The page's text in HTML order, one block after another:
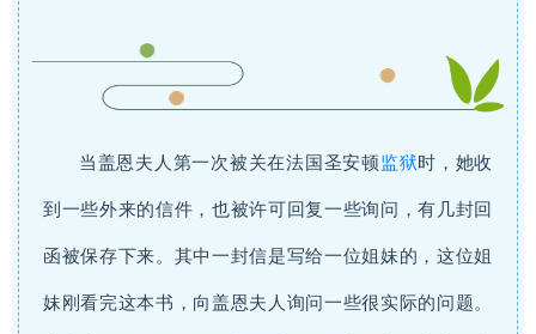
当盖恩夫人第一次被关在法国圣安顿监狱时，她收
到一些外来的信件，也被许可回复一些询问，有几封回
函被保存下来。其中一封信是写给一位姐妹的，这位姐
妹刚看完这本书，向盖恩夫人询问一些很实际的问题。